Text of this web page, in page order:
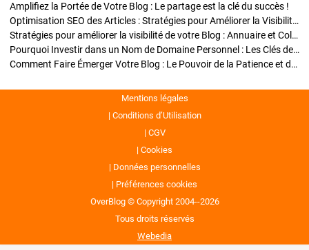
Amplifiez la Portée de Votre Blog : Le partage est la clé du succès !
Optimisation SEO des Articles : Stratégies pour Améliorer la Visibilité de Votre Blog
Stratégies pour améliorer la visibilité de votre Blog : Annuaire et Collaborations
Pourquoi Investir dans un Nom de Domaine Personnel : Les Clés de la Réussite de Votre Blog
Comment Faire Émerger Votre Blog : Le Pouvoir de la Patience et de la Persévérance
Mentions légales
Conditions d’Utilisation
CGV
Cookies
Données personnelles
Préférences cookies
OverBlog © Copyright 2004--2026
Tous droits réservés
Webedia